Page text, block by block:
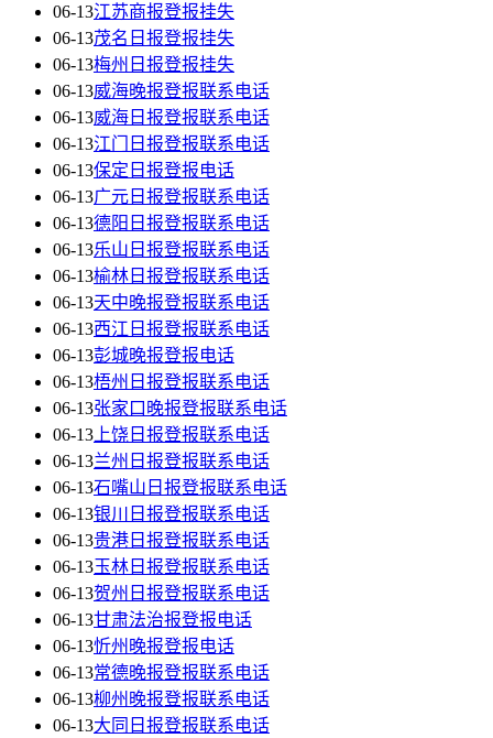
06-13江苏商报登报挂失
06-13茂名日报登报挂失
06-13梅州日报登报挂失
06-13威海晚报登报联系电话
06-13威海日报登报联系电话
06-13江门日报登报联系电话
06-13保定日报登报电话
06-13广元日报登报联系电话
06-13德阳日报登报联系电话
06-13乐山日报登报联系电话
06-13榆林日报登报联系电话
06-13天中晚报登报联系电话
06-13西江日报登报联系电话
06-13彭城晚报登报电话
06-13梧州日报登报联系电话
06-13张家口晚报登报联系电话
06-13 上饶日报登报联系电话
06-13兰州日报登报联系电话
06-13石嘴山日报登报联系电话
06-13银川日报登报联系电话
06-13贵港日报登报联系电话
06-13玉林日报登报联系电话
06-13贺州日报登报联系电话
06-13甘肃法治报登报电话
06-13忻州晚报登报电话
06-13常德晚报登报联系电话
06-13柳州晚报登报联系电话
06-13大同日报登报联系电话